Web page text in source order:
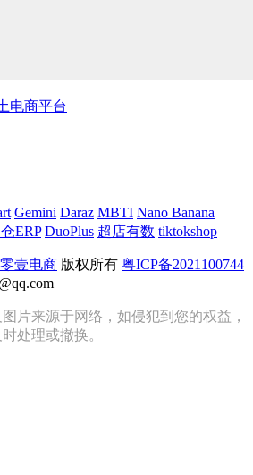
电商平台
Gemini Daraz MBTI Nano Banana
ERP DuoPlus 超店有数 tiktokshop
零壹电商 版权所有 粤ICP备2021100744
片来源于网络，如侵犯到您的权益，
处理或撤换。